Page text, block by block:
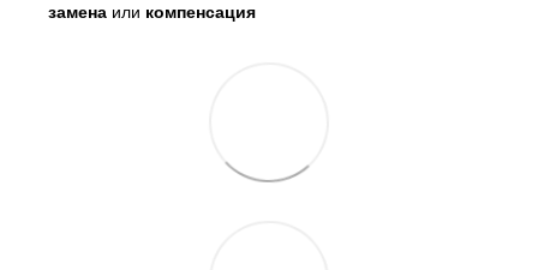
замена или компенсация